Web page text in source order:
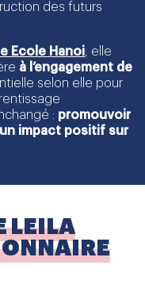
des futurs
Ecole Hanoi, elle
à l’engagement de
selon elle pour
: promouvoir
impact positif sur
LEILA